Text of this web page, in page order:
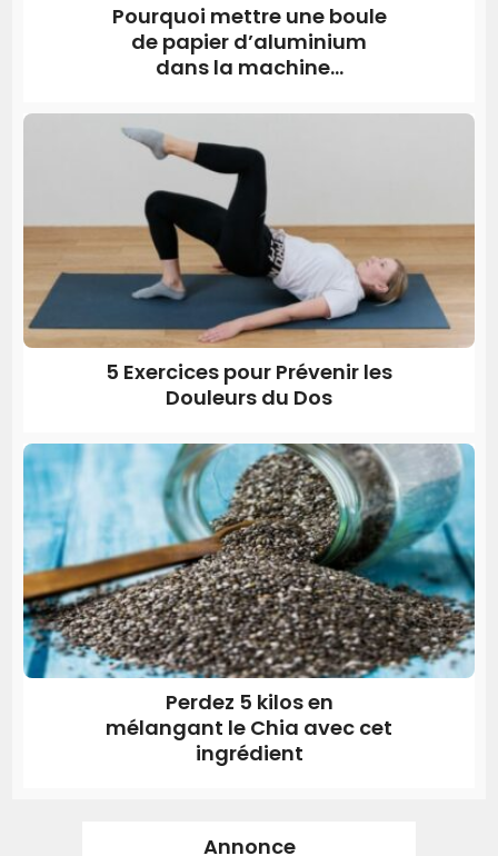
Pourquoi mettre une boule
de papier d’aluminium
dans la machine...
5 Exercices pour Prévenir les
Douleurs du Dos
Perdez 5 kilos en
mélangant le Chia avec cet
ingrédient
Annonce